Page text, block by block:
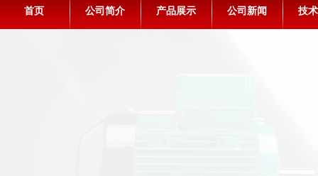
首页 公司简介 产品展示 公司新闻 技